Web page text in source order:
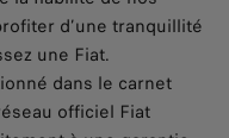
d’une tranquillité
une Fiat.
dans le carnet
officiel Fiat